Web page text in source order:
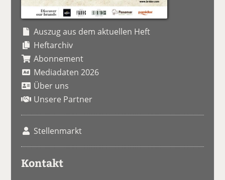
Auszug aus dem aktuellen Heft
Heftarchiv
Abonnement
Mediadaten 2026
Über uns
Unsere Partner
Stellenmarkt
Kontakt